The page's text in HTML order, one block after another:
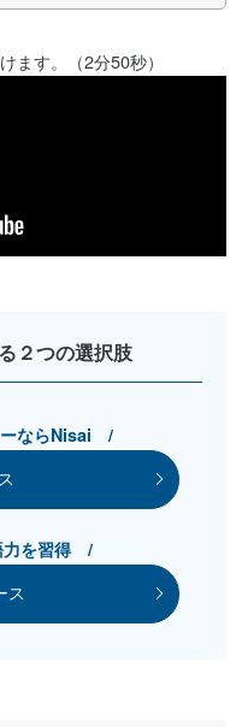
ます。（2分50秒）
２つの選択肢
ならNisai /
力を習得 /
ス